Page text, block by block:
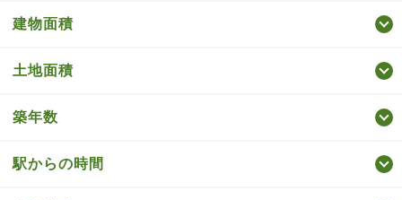
建物面積
土地面積
築年数
駅からの時間